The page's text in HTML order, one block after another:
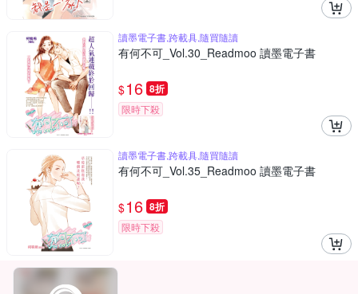
讀墨電子書,跨載具,隨買隨讀
有何不可_Vol.30_Readmoo 讀墨電子書
$16 8折
限時下殺
讀墨電子書,跨載具,隨買隨讀
有何不可_Vol.35_Readmoo 讀墨電子書
$16 8折
限時下殺